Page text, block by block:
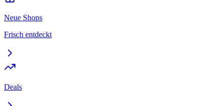
Neue Shops
Frisch entdeckt
Deals